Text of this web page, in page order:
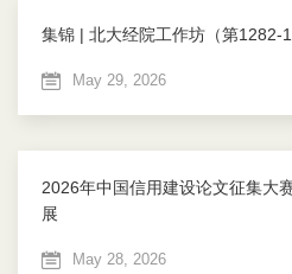
集锦 | 北大经院工作坊（第1282-
May 29, 2026
2026年中国信用建设论文征集大
展
May 28, 2026